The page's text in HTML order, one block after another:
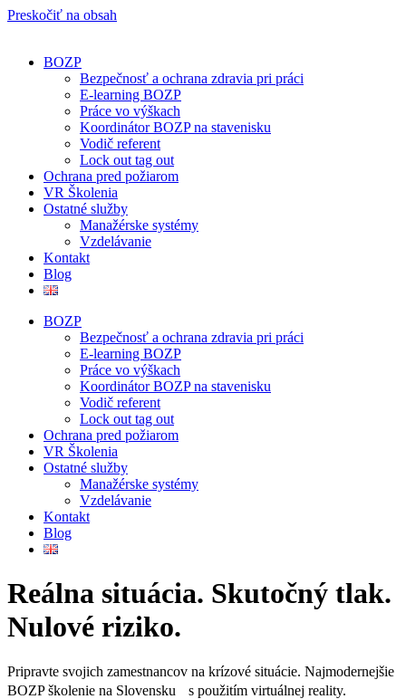
Preskočiť na obsah
BOZP
Bezpečnosť a ochrana zdravia pri práci
E-learning BOZP
Práce vo výškach
Koordinátor BOZP na stavenisku
Vodič referent
Lock out tag out
Ochrana pred požiarom
VR Školenia
Ostatné služby
Manažérske systémy
Vzdelávanie
Kontakt
Blog
BOZP
Bezpečnosť a ochrana zdravia pri práci
E-learning BOZP
Práce vo výškach
Koordinátor BOZP na stavenisku
Vodič referent
Lock out tag out
Ochrana pred požiarom
VR Školenia
Ostatné služby
Manažérske systémy
Vzdelávanie
Kontakt
Blog
Reálna situácia. Skutočný tlak.
Nulové riziko.
Pripravte svojich zamestnancov na krízové situácie. Najmodernejšie
BOZP školenie na Slovensku s použitím virtuálnej reality.